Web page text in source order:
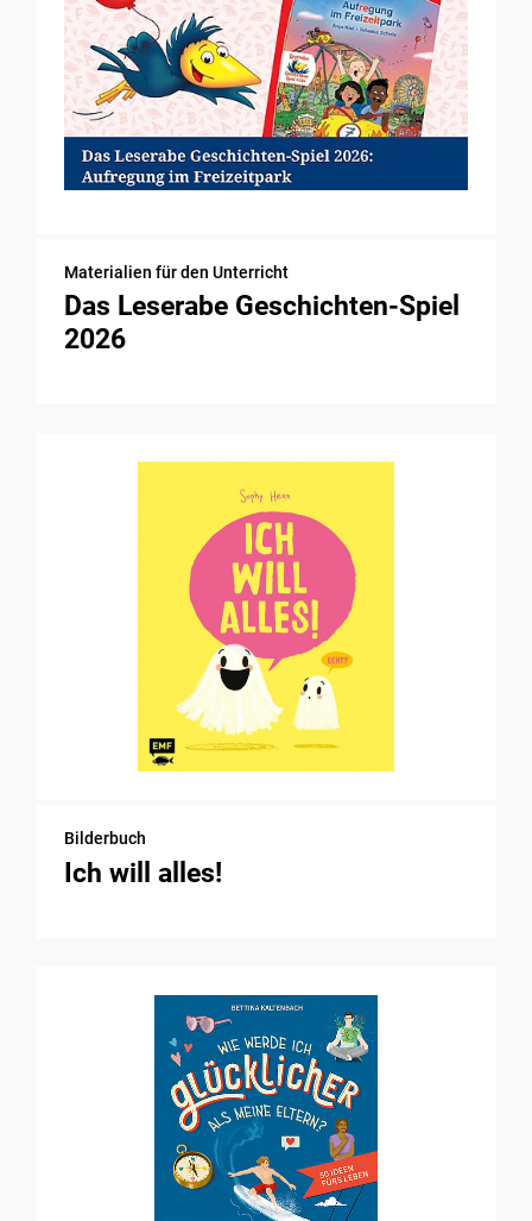
Materialien für den Unterricht
Das Leserabe Geschichten-Spiel
2026
Bilderbuch
Ich will alles!